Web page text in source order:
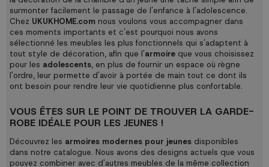
surmonter facilement le passage de l'enfance à l'adolescence.
Chez UKUKHOME.com nous voulons vous accompagner dans
ces moments importants et c'est pourquoi nous avons
sélectionné les meubles les plus fonctionnels qui s'adaptent à
tout style de décoration, afin que l'armoire que vous choisissez
pour les adolescents, en plus de fournir un espace où règne
l'ordre, leur permette d'avoir à portée de main tout ce dont ils
ont besoin pour rendre leur vie quotidienne plus confortable.
VOUS ÊTES SUR LE POINT DE TROUVER LA GARDE-
ROBE IDÉALE POUR LES JEUNES !
Découvrez les armoires modernes pour jeunes disponibles
dans notre catalogue. Nous avons des designs actuels que vous
pouvez combiner avec d'autres meubles de la même collection